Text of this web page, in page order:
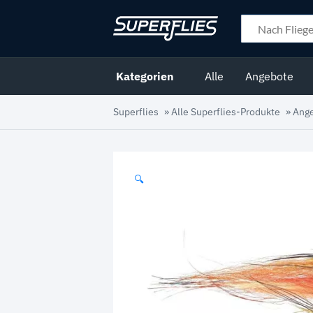
Kategorien Alle Angebote
Superflies »Alle Superflies-Produkte »
🔍